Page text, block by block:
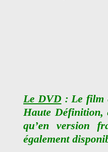
Le DVD: Le film
Haute Définition,
qu’en version
également